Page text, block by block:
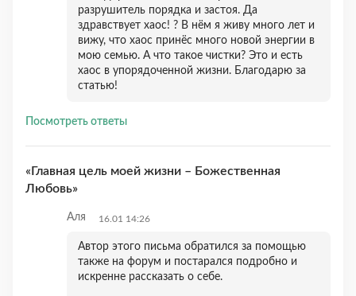
разрушитель порядка и застоя. Да
здравствует хаос! ? В нём я живу много лет и
вижу, что хаос принёс много новой энергии в
мою семью. А что такое чистки? Это и есть
хаос в упорядоченной жизни. Благодарю за
статью!
Посмотреть ответы
«Главная цель моей жизни – Божественная
Любовь»
Аля 16.01 14:26
Автор этого письма обратился за помощью
также на форум и постарался подробно и
искренне рассказать о себе.